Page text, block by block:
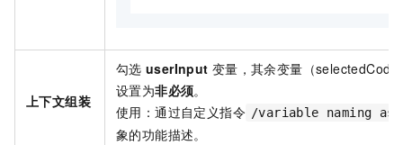
上下文组装
勾选 userInput 变量，其余变量（
设置为非必须。
使用：通过自定义指令 /variable naming
象的功能描述。